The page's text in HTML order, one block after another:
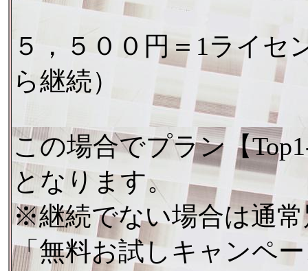
５，５００円＝1ライセ
ら継続）
この場合でプラン【
となります。
※継続でない場合は通
「無料お試しキャンペ